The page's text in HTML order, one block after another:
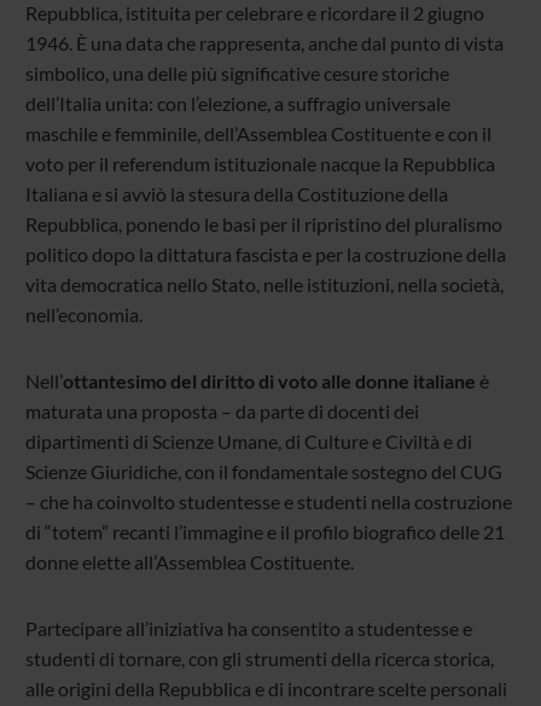
Repubblica, istituita per celebrare e ricordare il 2 giugno
1946. È una data che rappresenta, anche dal punto di vista
simbolico, una delle più significative cesure storiche
dell’Italia unita: con l’elezione, a suffragio universale
maschile e femminile, dell’Assemblea Costituente e con il
voto per il referendum istituzionale nacque la Repubblica
Italiana e si avviò la stesura della Costituzione della
Repubblica, ponendo le basi per il ripristino del pluralismo
politico dopo la dittatura fascista e per la costruzione della
vita democratica nello Stato, nelle istituzioni, nella società,
nell’economia.
Nell’ottantesimo del diritto di voto alle donne italiane è
maturata una proposta – da parte di docenti dei
dipartimenti di Scienze Umane, di Culture e Civiltà e di
Scienze Giuridiche, con il fondamentale sostegno del CUG
– che ha coinvolto studentesse e studenti nella costruzione
di “totem” recanti l’immagine e il profilo biografico delle 21
donne elette all’Assemblea Costituente.
Partecipare all’iniziativa ha consentito a studentesse e
studenti di tornare, con gli strumenti della ricerca storica,
alle origini della Repubblica e di incontrare scelte personali